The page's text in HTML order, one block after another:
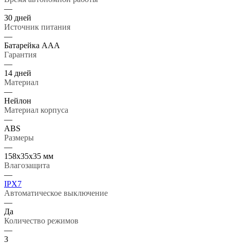
—
30 дней
Источник питания
—
Батарейка ААА
Гарантия
—
14 дней
Материал
—
Нейлон
Материал корпуса
—
ABS
Размеры
—
158х35х35 мм
Влагозащита
—
IPX7
Автоматическое выключение
—
Да
Количество режимов
—
3